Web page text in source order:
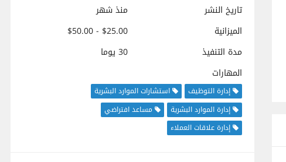
تاريخ النشر
منذ شهر
الميزانية
$25.00 - $50.00
مدة التنفيذ
30 يوما
المهارات
إدارة التوظيف
استشارات الموارد البشرية
إدارة الموارد البشرية
مساعد افتراضي
إدارة علاقات العملاء